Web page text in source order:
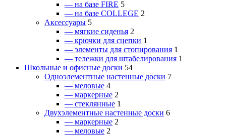
— на базе FIRE 5
— на базе COLLEGE 2
Аксессуары 5
— мягкие сиденья 2
— крючки для сцепки 1
— элементы для стопирования 1
— тележки для штабелирования 1
Школьные и офисные доски 54
Одноэлементные настенные доски 7
— меловые 4
— маркерные 2
— стеклянные 1
Двухэлементные настенные доски 6
— маркерные 2
— меловые 2